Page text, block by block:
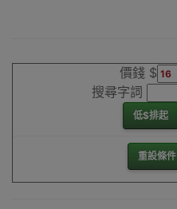
價錢 $
搜尋字詞
低$排起
重設條件